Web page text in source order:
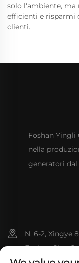
solo l'ambiente, ma
efficienti e risparmi
clienti.
Foshan Yingli
nella
generatori dal
N. 6-2, Xingye
Foshan City,